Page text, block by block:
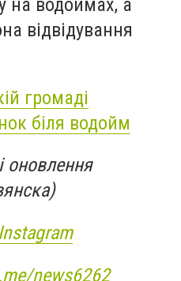
на водоймах, а
відвідування
громаді
біля водойм
оновлення
Instagram
news6262